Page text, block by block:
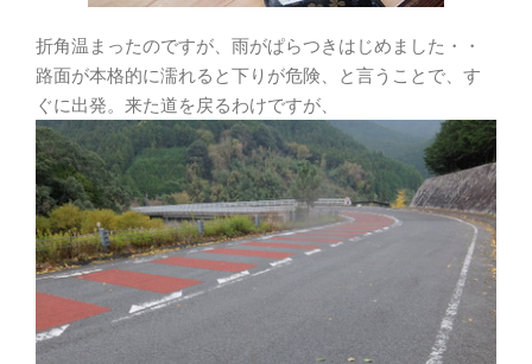
折角温まったのですが、雨がぱらつきはじめました・・
路面が本格的に濡れると下りが危険、と言うことで、す
ぐに出発。来た道を戻るわけですが、